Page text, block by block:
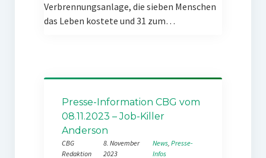
Verbrennungsanlage, die sieben Menschen
das Leben kostete und 31 zum…
Presse-Information CBG vom
08.11.2023 – Job-Killer
Anderson
CBG
Redaktion
8. November
2023
News, Presse-
Infos